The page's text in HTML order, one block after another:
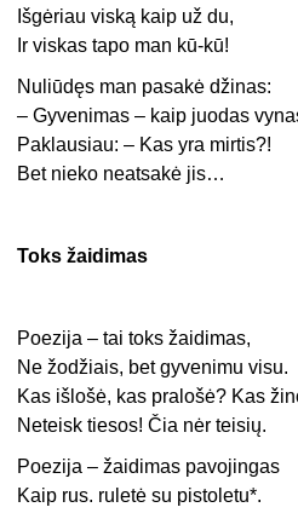
Išgėriau viską kaip už du,
Ir viskas tapo man kū-kū!
Nuliūdęs man pasakė džinas:
– Gyvenimas – kaip juodas
Paklausiau: – Kas yra mirtis?!
Bet nieko neatsakė jis…
Toks žaidimas
Poezija – tai toks žaidimas,
Ne žodžiais, bet gyvenimu visu.
Kas išlošė, kas pralošė? Kas
Neteisk tiesos! Čia nėr teisių.
Poezija – žaidimas pavojingas
Kaip rus. ruletė su pistoletu*.